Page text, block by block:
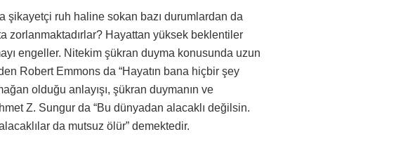
şikayetçi ruh haline sokan bazı durumlardan da
zorlanmaktadırlar? Hayattan yüksek beklentiler
engeller. Nitekim şükran duyma konusunda uzun
Robert Emmons da “Hayatın bana hiçbir şey
olduğu anlayışı, şükran duymanın ve
Z. Sungur da “Bu dünyadan alacaklı değilsin.
da mutsuz ölür” demektedir.